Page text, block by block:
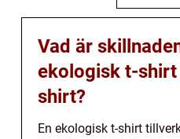
Vad är
ekologisk t-
shirt?
En ekologisk t-shirt